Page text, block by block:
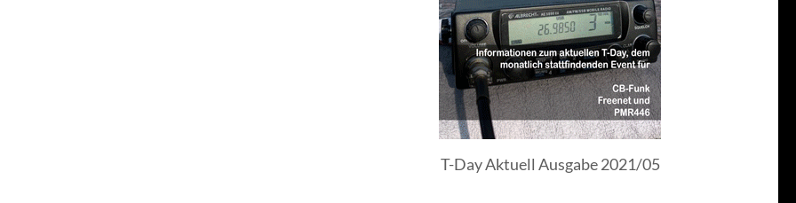
T-Day Aktuell Ausgabe 2021/05